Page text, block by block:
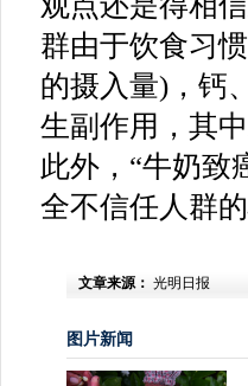
群由于饮食习
的摄入量)，钙
生副作用，其
此外，“牛奶致
全不信任人群
文章来源： 光明日报